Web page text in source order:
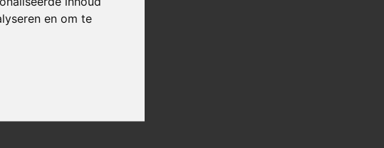
en om te